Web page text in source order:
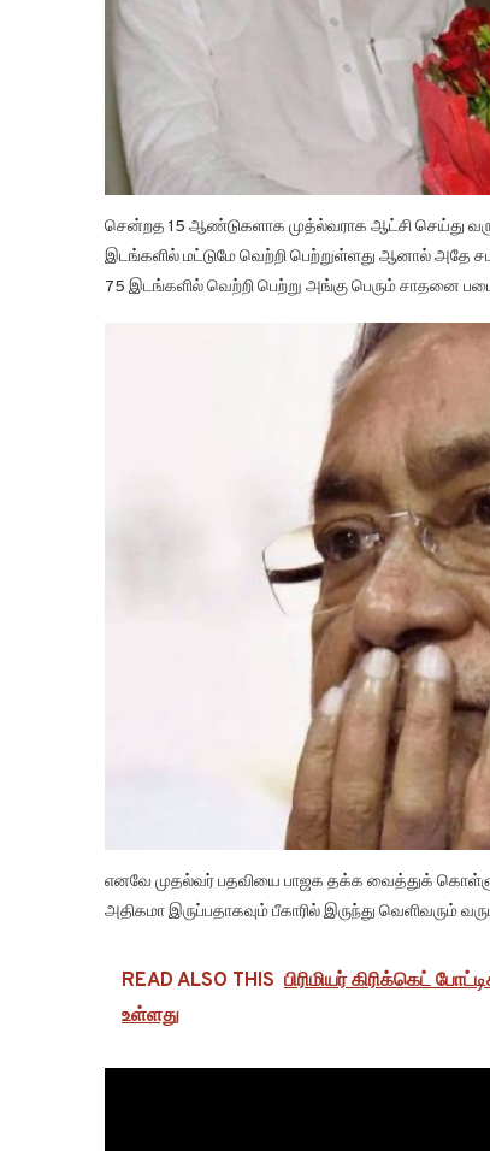
சென்றத 15 ஆண்டுகளாக முத்ல்வராக ஆட்சி செய்து வரும்
இடங்களில் மட்டுமே வெற்றி பெற்றுள்ளது ஆனால் அதே
75 இடங்களில் வெற்றி பெற்று அங்கு பெரும் சாதனை
எனவே முதல்வர் பதவியை பாஜக தக்க வைத்துக் கொள்ளும்
அதிகமா இருப்பதாகவும் பீகாரில் இருந்து வெளிவரும்
READ ALSO THIS பிரிமியர் கிரிக்கெட்
உள்ளது